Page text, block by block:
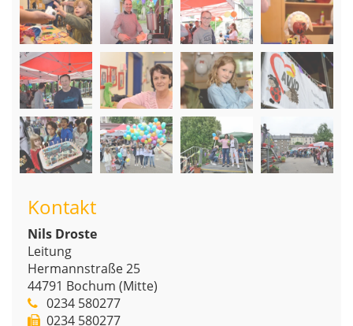
Kontakt
Nils Droste
Leitung
Hermannstraße 25
44791 Bochum (Mitte)
0234 580277
0234 580277